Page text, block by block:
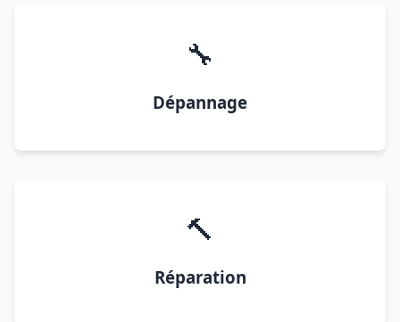
🔧
Dépannage
🔨
Réparation